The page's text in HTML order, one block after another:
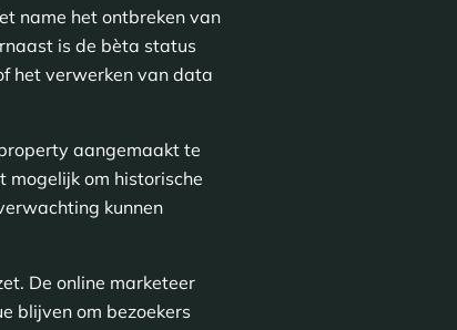
name het ontbreken van
is de bèta status
het verwerken van data
aangemaakt te
om historische
kunnen
De online marketeer
blijven om bezoekers